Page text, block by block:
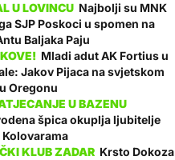
Najbolji su MNK
SJP Poskoci u spomen na
Baljaka Paju
Mladi adut AK Fortius u
Jakov Pijaca na svjetskom
Oregonu
špica okuplja ljubitelje
Krsto Dokoza